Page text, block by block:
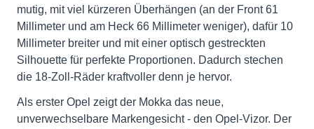
mutig, mit viel kürzeren Überhängen (an der Front 61
Millimeter und am Heck 66 Millimeter weniger), dafür 10
Millimeter breiter und mit einer optisch gestreckten
Silhouette für perfekte Proportionen. Dadurch stechen
die 18-Zoll-Räder kraftvoller denn je hervor.
Als erster Opel zeigt der Mokka das neue,
unverwechselbare Markengesicht - den Opel-Vizor. Der